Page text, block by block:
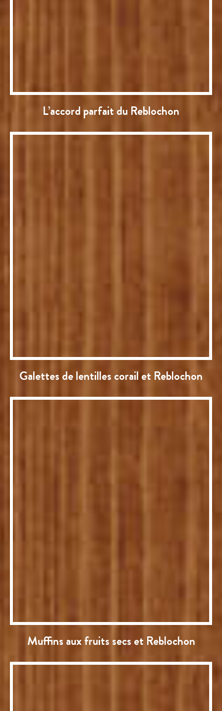
L’accord parfait du Reblochon
Galettes de lentilles corail et Reblochon
Muffins aux fruits secs et Reblochon